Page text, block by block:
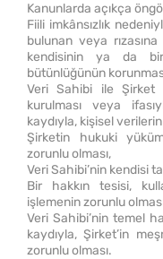
Kanunlarda açıkça
Fiili imkânsızlık
bulunan veya
kendisinin ya da bir
bütünlüğünün
Veri Sahibi ile Şirket
kurulması veya
kaydıyla, kişisel
Şirketin hukuki
zorunlu olması,
Veri Sahibi’nin kendisi
Bir hakkın tesisi,
işlemenin zorunlu
Veri Sahibi’nin temel
kaydıyla, Şirket’in
zorunlu olması.